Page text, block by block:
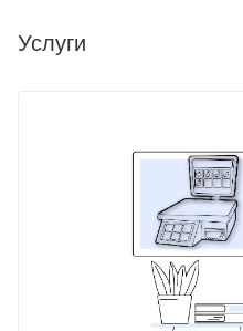
Услуги